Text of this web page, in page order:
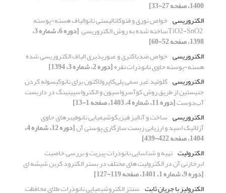
1400، صفحه 27-33]
الکتروریسی
TiO2-SnO2 ‎ساخته ‏شده به روش الکتروریسی ‏ [دوره 6، شماره 3،
1398، صفحه 52-60]
الکتروریسی خواص ضدباکتری و عبورپذیری الیاف الکتروریسی شده
هسته-پوسته حاوی نانوذرات نقره[دوره 2، شماره 3، 1394]
الکتروریسی کلوئید غیر سمی پلی‌کاپرولاکتون برای نانوکپسوله کردن
جنیستین از طریق روش کوآسرواسیون و الکترواسپینینگ در داربست
آب‌دوست[دوره 11، شماره 4، 1403، صفحه 1-13]
الکتروریسی ساخت و آنالیز فیزیکوشیمیایی نانوفیبرهای حاوی
آزلائیک اسید و ارزیابی زیست سازگاری پوستی آن [دوره 12، شماره 4،
1404، صفحه 422-439]
الکترولیت تهیه و شناسایی نانوذرات پیریت و بررسی خاصیت
ابرخازنی آن در الکترولیت های مختلف در بستر الکترود کربن شیشه ای
[دوره 9، شماره 1، 1401، صفحه 119-127]
الکترولیز با جریان ثابت سنتز الکتروشیمیایی نانوذرات طلای محافظت